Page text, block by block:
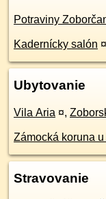
Potraviny
Kadernícky salón ¤
Ubytovanie
Vila Aria ¤,
Zámocká koruna u
Stravovanie